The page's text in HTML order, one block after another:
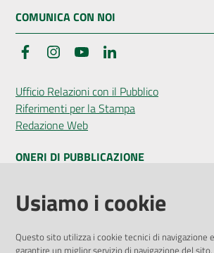
COMUNICA CON NOI
FacebookInstagramYouTube
Ufficio Relazioni con il Pubblico
Riferimenti per la Stampa
Redazione Web
ONERI DI PUBBLICAZIONE
Amministrazione Trasparente
Pubblicità legale
Privacy Policy
Usiamo i cookie
Questo sito utilizza i cookie tecnici di navigazione
garantire un miglior servizio di navigazione del